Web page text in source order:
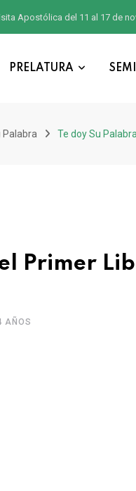
Apostólica del 11 al 17 de
PRELATURA
Palabra Te doy Su
Primer
AÑOS